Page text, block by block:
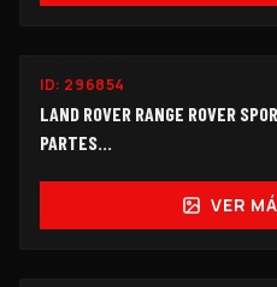
ID: 296854
LAND ROVER RANGE ROVER
PARTES...
VER